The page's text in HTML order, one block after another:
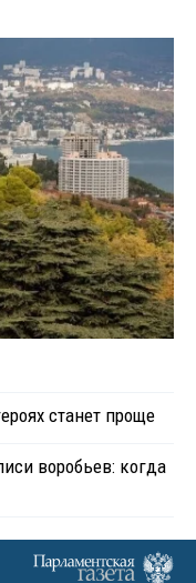
станет проще
воробьев: когда